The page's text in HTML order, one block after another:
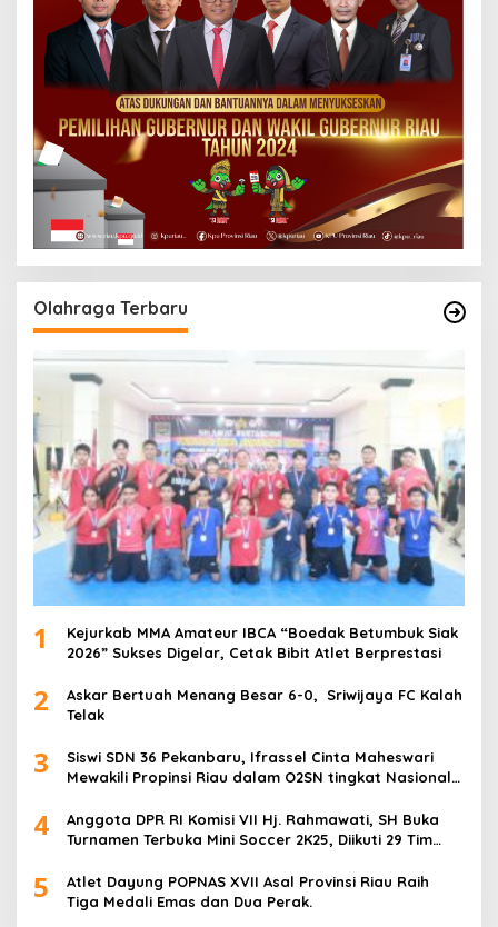
Olahraga Terbaru
1
Kejurkab MMA Amateur IBCA “Boedak Betumbuk Siak
2026” Sukses Digelar, Cetak Bibit Atlet Berprestasi
2
Askar Bertuah Menang Besar 6-0, Sriwijaya FC Kalah
Telak
3
Siswi SDN 36 Pekanbaru, Ifrassel Cinta Maheswari
Mewakili Propinsi Riau dalam O2SN tingkat Nasional
4
Anggota DPR RI Komisi VII Hj. Rahmawati, SH Buka
Turnamen Terbuka Mini Soccer 2K25, Diikuti 29 Tim
5
Atlet Dayung POPNAS XVII Asal Provinsi Riau Raih
Tiga Medali Emas dan Dua Perak.